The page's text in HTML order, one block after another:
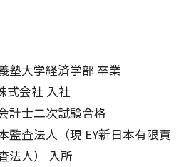
塾大学経済学部 卒業
式会社 入社
計士二次試験合格
監査法人（現 EY新日本有限責
法人） 入所